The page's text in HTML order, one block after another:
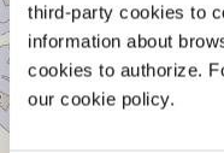
third-party cookies to
information about
cookies to authorize.
our cookie policy.
SESTIERE
CASTELLO
CAMPO
DELLA
TANA,
2169/F